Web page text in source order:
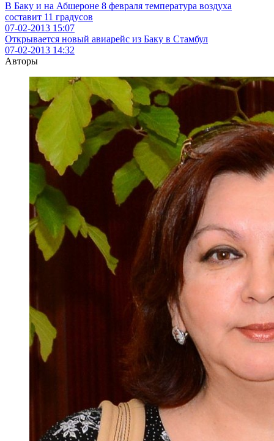
В Баку и на Абшероне 8 февраля температура воздуха
составит 11 градусов
07-02-2013 15:07
Открывается новый авиарейс из Баку в Стамбул
07-02-2013 14:32
Авторы